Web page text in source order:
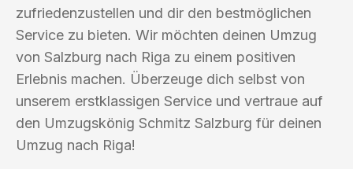
zufriedenzustellen und dir den bestmöglichen
Service zu bieten. Wir möchten deinen Umzug
von Salzburg nach Riga zu einem positiven
Erlebnis machen. Überzeuge dich selbst von
unserem erstklassigen Service und vertraue auf
den Umzugskönig Schmitz Salzburg für deinen
Umzug nach Riga!